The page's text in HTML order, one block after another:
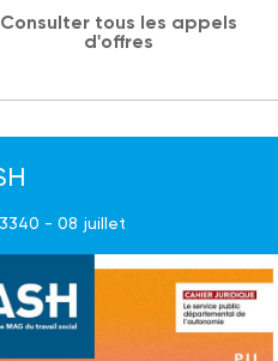
Consulter tous les appels
d'offres
3340 - 08 juillet